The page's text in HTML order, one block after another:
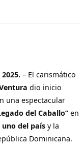
– El carismático
dio inicio
una espectacular
del Caballo” en
del país y la
Dominicana.